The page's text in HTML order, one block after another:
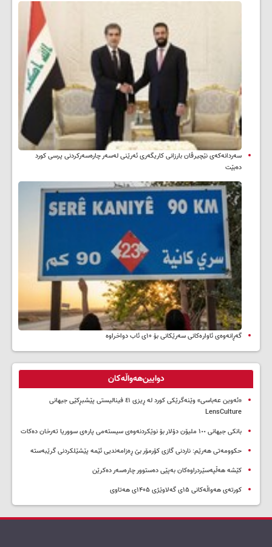
سه‌ردانه‌کەی نێچیرڤان بارزانی كاریگه‌ری ئه‌رێنی له‌سه‌ر چاره‌سه‌ركردنی پرسی كورد
ده‌بێت
گەڕانەوەی ئاوارەکانی سەرێکانی بۆ ۱۰ی ئاب دواخراوە
دوایین‌هەواڵەکان
«ئەوین عەباسی» وێنەگرێکی کورد لە ڕیزی ٤١ فینالیستی پێشبڕکێی جیهانی
LensCulture
بانکی جیهانی ١٠٠ ملیۆن دۆلار بۆ نوێکردنەوەی سیستەمی پارەی سووریا تەرخان دەکات
حکوومەتی هەرێم: ناردنی گازی کۆرمۆر بێ ڕەزامەندیی ئێمە پێشێلکردنی گرێبەستە
کێشە هەڵپەسێردراوەکان بەپێی دەستوور چارەسەر دەکرێن
کورتەی هەواڵەکانی ۱۵ی گەلاوێژی ۱۴۰۵ی هەتاوی